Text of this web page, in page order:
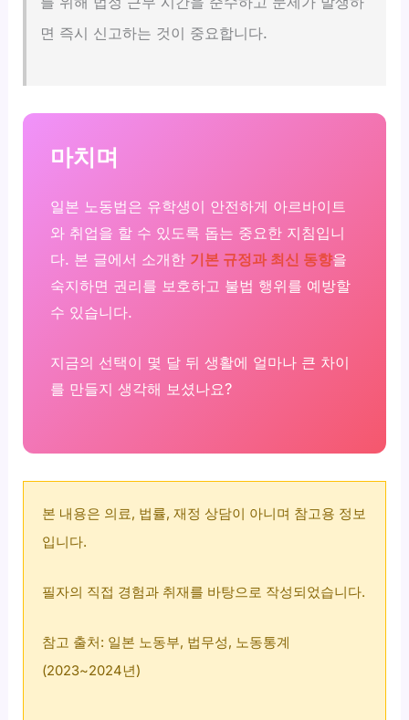
면 즉시 신고하는 것이 중요합니다.
마치며
일본 노동법은 유학생이 안전하게 아르바이트
와 취업을 할 수 있도록 돕는 중요한 지침입니
다. 본 글에서 소개한 기본 규정과 최신 동향을
숙지하면 권리를 보호하고 불법 행위를 예방할
수 있습니다.
지금의 선택이 몇 달 뒤 생활에 얼마나 큰 차이
를 만들지 생각해 보셨나요?
본 내용은 의료, 법률, 재정 상담이 아니며 참고용 정보
입니다.
필자의 직접 경험과 취재를 바탕으로 작성되었습니다.
참고 출처: 일본 노동부, 법무성, 노동통계
(2023~2024년)